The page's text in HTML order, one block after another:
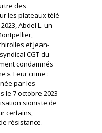
des
les plateaux télé
Abdel L. un
et Jean-
CGT du
condamnés
». Leur crime :
par les
le 7 octobre 2023
sioniste de
certains,
résistance.